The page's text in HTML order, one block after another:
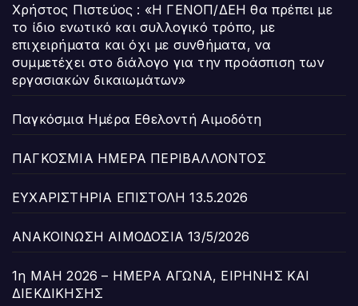
Χρήστος Πιστεύος : «Η ΓΕΝΟΠ/ΔΕΗ θα πρέπει με
το ίδιο ενωτικό και συλλογικό τρόπο, με
επιχειρήματα και όχι με συνθήματα, να
συμμετέχει στο διάλογο για την προάσπιση των
εργασιακών δικαιωμάτων»
Παγκόσμια Ημέρα Εθελοντή Αιμοδότη
ΠΑΓΚΟΣΜΙΑ ΗΜΕΡΑ ΠΕΡΙΒΑΛΛΟΝΤΟΣ
ΕΥΧΑΡΙΣΤΗΡΙΑ ΕΠΙΣΤΟΛΗ 13.5.2026
ΑΝΑΚΟΙΝΩΣΗ ΑΙΜΟΔΟΣΙΑ 13/5/2026
1η ΜΑΗ 2026 – ΗΜΕΡΑ ΑΓΩΝΑ, ΕΙΡΗΝΗΣ ΚΑΙ
ΔΙΕΚΔΙΚΗΣΗΣ